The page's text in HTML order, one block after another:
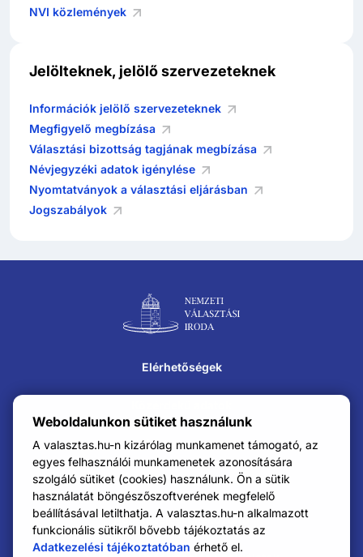
Weboldalunkon sütiket használunk
A valasztas.hu-n kizárólag munkamenet támogató, az
egyes felhasználói munkamenetek azonosítására
szolgáló sütiket (cookies) használunk. Ön a sütik
használatát böngészőszoftverének megfelelő
beállításával letilthatja. A valasztas.hu-n alkalmazott
funkcionális sütikről bővebb tájékoztatás az
Adatkezelési tájékoztatóban érhető el.
NVI közlemények
Jelölteknek, jelölő szervezeteknek
Információk jelölő szervezeteknek
Megfigyelő megbízása
Választási bizottság tagjának megbízása
Névjegyzéki adatok igénylése
Nyomtatványok a választási eljárásban
Jogszabályok
Lábléc navigáció
Elérhetőségek
Impresszum
Karrier
Adatkezelési tájékoztató